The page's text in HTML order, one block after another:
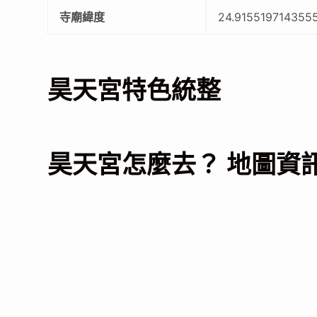
寺廟緯度
昊天宮特色統整
昊天宮怎麼去？ 地圖資